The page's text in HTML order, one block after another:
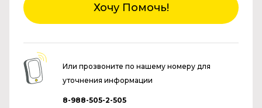
Хочу Помочь!
Или прозвоните по нашему номеру для
уточнения информации
8-988-505-2-505